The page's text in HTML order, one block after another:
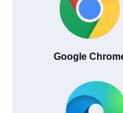
Google